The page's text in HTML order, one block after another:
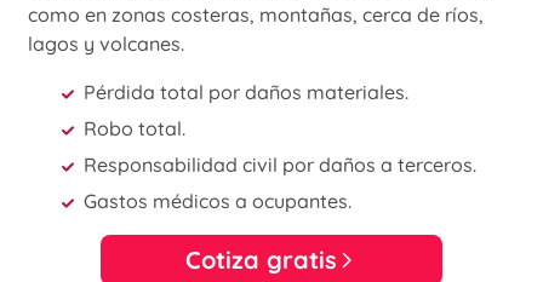
como en zonas costeras, montañas, cerca de ríos,
lagos y volcanes.
Pérdida total por daños materiales.
Robo total.
Responsabilidad civil por daños a terceros.
Gastos médicos a ocupantes.
Cotiza gratis